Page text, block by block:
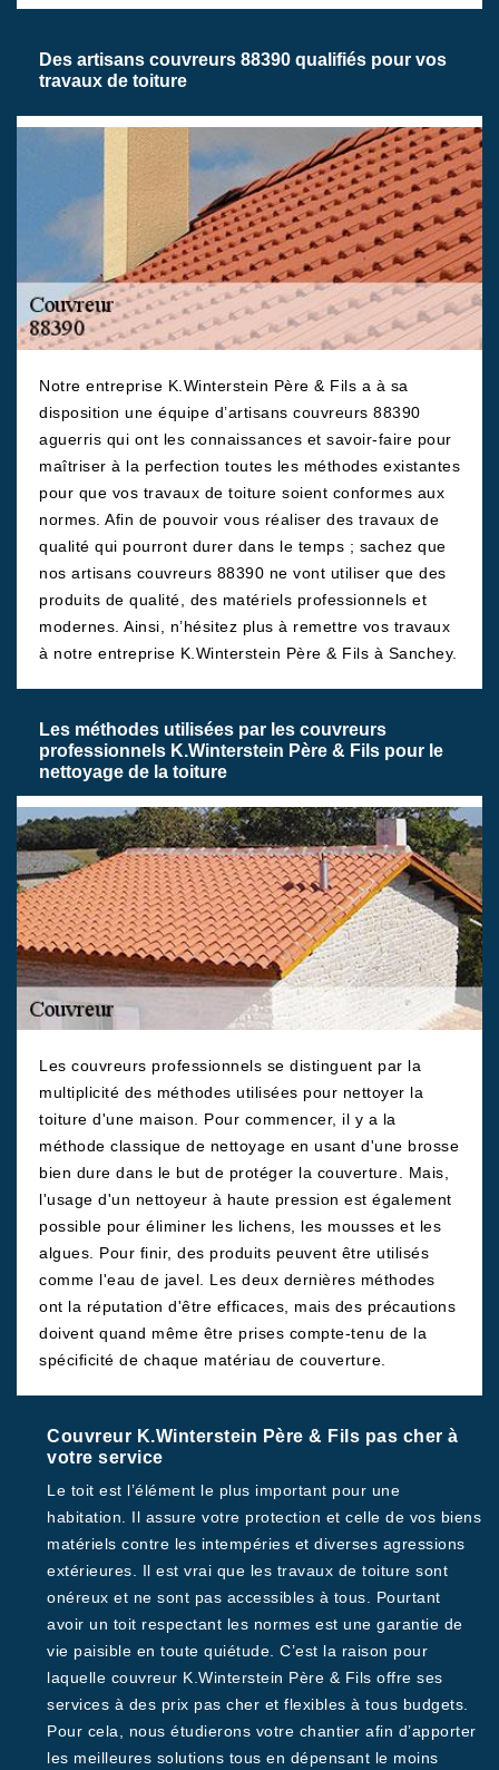
Des artisans couvreurs 88390 qualifiés pour vos
travaux de toiture
Notre entreprise K.Winterstein Père & Fils a à sa
disposition une équipe d’artisans couvreurs 88390
aguerris qui ont les connaissances et savoir-faire pour
maîtriser à la perfection toutes les méthodes existantes
pour que vos travaux de toiture soient conformes aux
normes. Afin de pouvoir vous réaliser des travaux de
qualité qui pourront durer dans le temps ; sachez que
nos artisans couvreurs 88390 ne vont utiliser que des
produits de qualité, des matériels professionnels et
modernes. Ainsi, n’hésitez plus à remettre vos travaux
à notre entreprise K.Winterstein Père & Fils à Sanchey.
Les méthodes utilisées par les couvreurs
professionnels K.Winterstein Père & Fils pour le
nettoyage de la toiture
Les couvreurs professionnels se distinguent par la
multiplicité des méthodes utilisées pour nettoyer la
toiture d'une maison. Pour commencer, il y a la
méthode classique de nettoyage en usant d'une brosse
bien dure dans le but de protéger la couverture. Mais,
l'usage d'un nettoyeur à haute pression est également
possible pour éliminer les lichens, les mousses et les
algues. Pour finir, des produits peuvent être utilisés
comme l'eau de javel. Les deux dernières méthodes
ont la réputation d'être efficaces, mais des précautions
doivent quand même être prises compte-tenu de la
spécificité de chaque matériau de couverture.
Couvreur K.Winterstein Père & Fils pas cher à
votre service
Le toit est l’élément le plus important pour une
habitation. Il assure votre protection et celle de vos biens
matériels contre les intempéries et diverses agressions
extérieures. Il est vrai que les travaux de toiture sont
onéreux et ne sont pas accessibles à tous. Pourtant
avoir un toit respectant les normes est une garantie de
vie paisible en toute quiétude. C’est la raison pour
laquelle couvreur K.Winterstein Père & Fils offre ses
services à des prix pas cher et flexibles à tous budgets.
Pour cela, nous étudierons votre chantier afin d’apporter
les meilleures solutions tous en dépensant le moins